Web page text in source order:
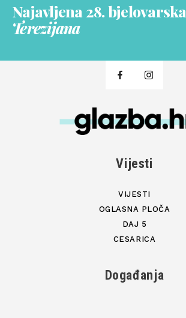
Najavljena 28. bjelovarska
Terezijana
Vijesti
VIJESTI
OGLASNA PLOČA
DAJ 5
CESARICA
Događanja